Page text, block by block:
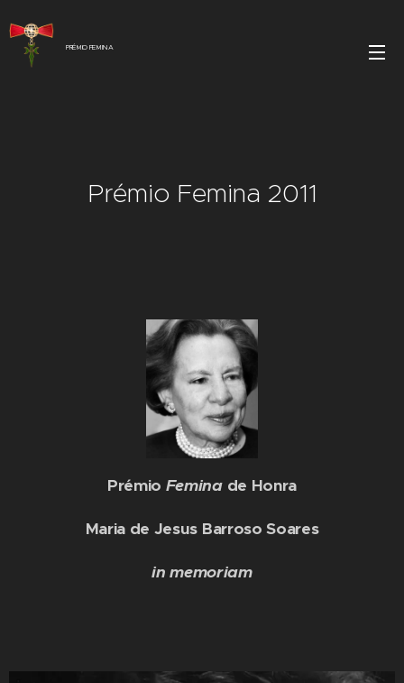
PRÉMIO FEMINA
Prémio Femina 2011
Prémio Femina de Honra
Maria de Jesus Barroso Soares
in memoriam